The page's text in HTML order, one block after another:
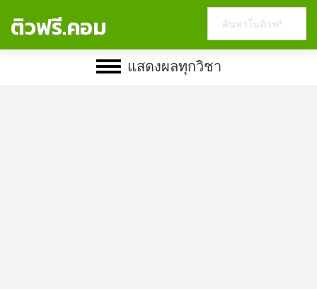
ติวฟรี.คอม
website
แสดงผลทุกวิชา